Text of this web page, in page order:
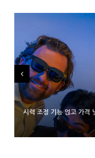
시력 조정 기능 얹고 가격
D램 부족에 10억달러어
300~400달러